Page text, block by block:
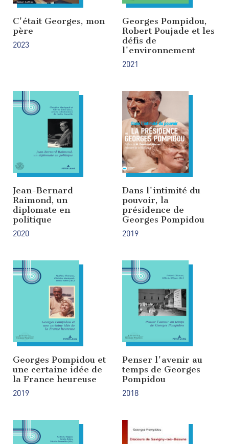
C'était Georges, mon
père
2023
Georges Pompidou,
Robert Poujade et les
défis de
l'environnement
2021
Jean-Bernard
Raimond, un
diplomate en
politique
2020
Dans l'intimité du
pouvoir, la
présidence de
Georges Pompidou
2019
Georges Pompidou et
une certaine idée de
la France heureuse
2019
Penser l'avenir au
temps de Georges
Pompidou
2018